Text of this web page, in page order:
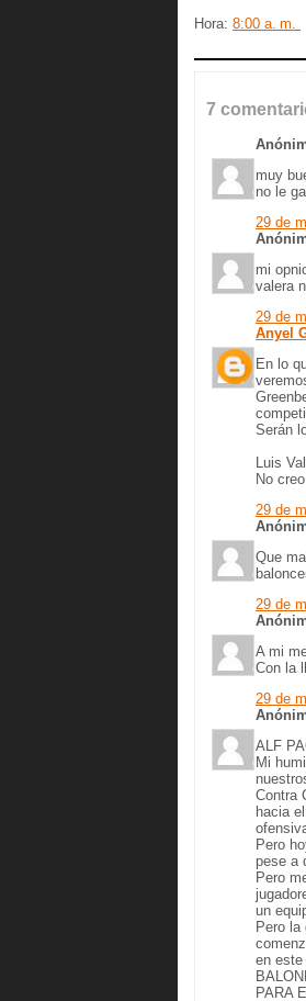
Hora: 8:00 a. m.
7
muy
no le
29 de
mi
valera
29 de
Anyel
En lo
Serán
Luis
No
29 de
Que
29 de
A mi
Con la
29 de
ALF
Mi
Contra
hacia
Pero
pese a
Pero
un
Pero la
en
PARA